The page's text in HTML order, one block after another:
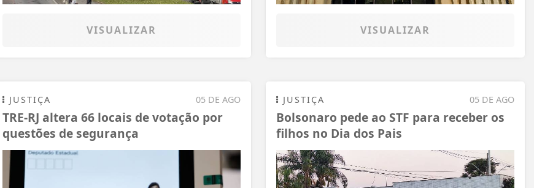
VISUALIZAR VISUALIZAR
05 DE AGO
JUSTIÇA
TRE-RJ altera 66 locais de votação por
questões de segurança
05 DE AGO
JUSTIÇA
Bolsonaro pede ao STF para receber os
filhos no Dia dos Pais